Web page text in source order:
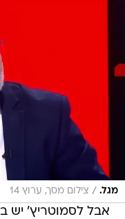
מגל. / צילום מסך, ערוץ 14
אבל לסמוטריץ' יש